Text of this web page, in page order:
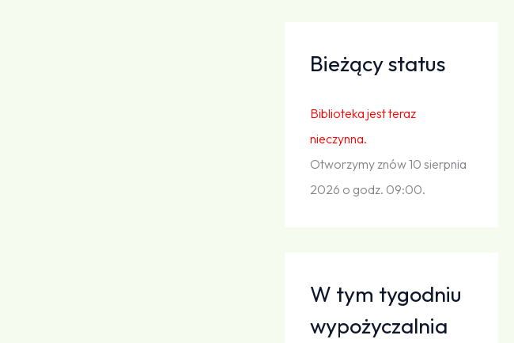
Bieżący status
Biblioteka jest teraz
nieczynna.
Otworzymy znów 10 sierpnia
2026 o godz. 09:00.
W tym tygodniu
wypożyczalnia